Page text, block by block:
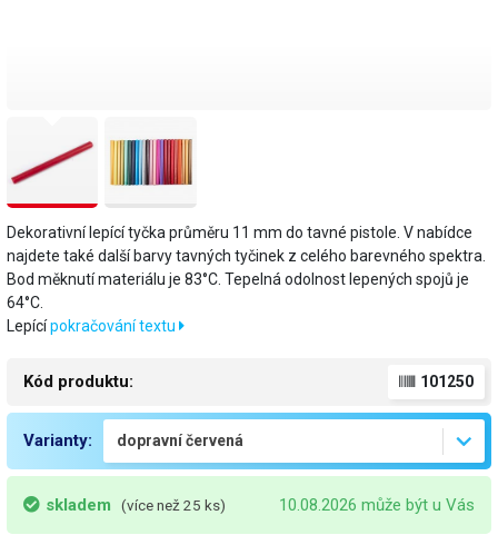
Dekorativní lepící tyčka průměru 11 mm do tavné pistole. V nabídce
najdete také další barvy tavných tyčinek z celého barevného spektra.
Bod měknutí materiálu je 83°C. Tepelná odolnost lepených spojů je
64°C.
​Lepícípokračování textu
Kód produktu: 101250
Varianty:
skladem (více než 25 ks) 10.08.2026 může být u Vás